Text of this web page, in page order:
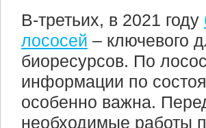
В-третьих, в 2021 году
лососей – ключевого
биоресурсов. По
информации по
особенно важна.
необходимые работы